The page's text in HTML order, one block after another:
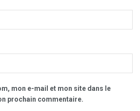
mon e-mail et mon site dans le
prochain commentaire.